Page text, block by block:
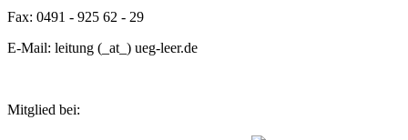
Fax: 0491 - 925 62 - 29
E-Mail: leitung (_at_) ueg-leer.de
Mitglied bei: